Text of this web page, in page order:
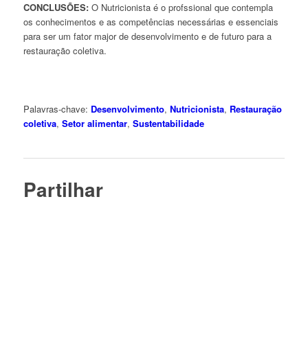
CONCLUSÕES:O Nutricionista é o profssional que contempla
os conhecimentos e as competências necessárias e essenciais
para ser um fator major de desenvolvimento e de futuro para a
restauração coletiva.
Palavras-chave: Desenvolvimento, Nutricionista, Restauração
coletiva, Setor alimentar, Sustentabilidade
Partilhar